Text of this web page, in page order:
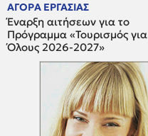
ΑΓΟΡΑ ΕΡΓΑΣΙΑΣ
Έναρξη αιτήσεων για το
Πρόγραμμα «Τουρισμός για
Όλους 2026-2027»